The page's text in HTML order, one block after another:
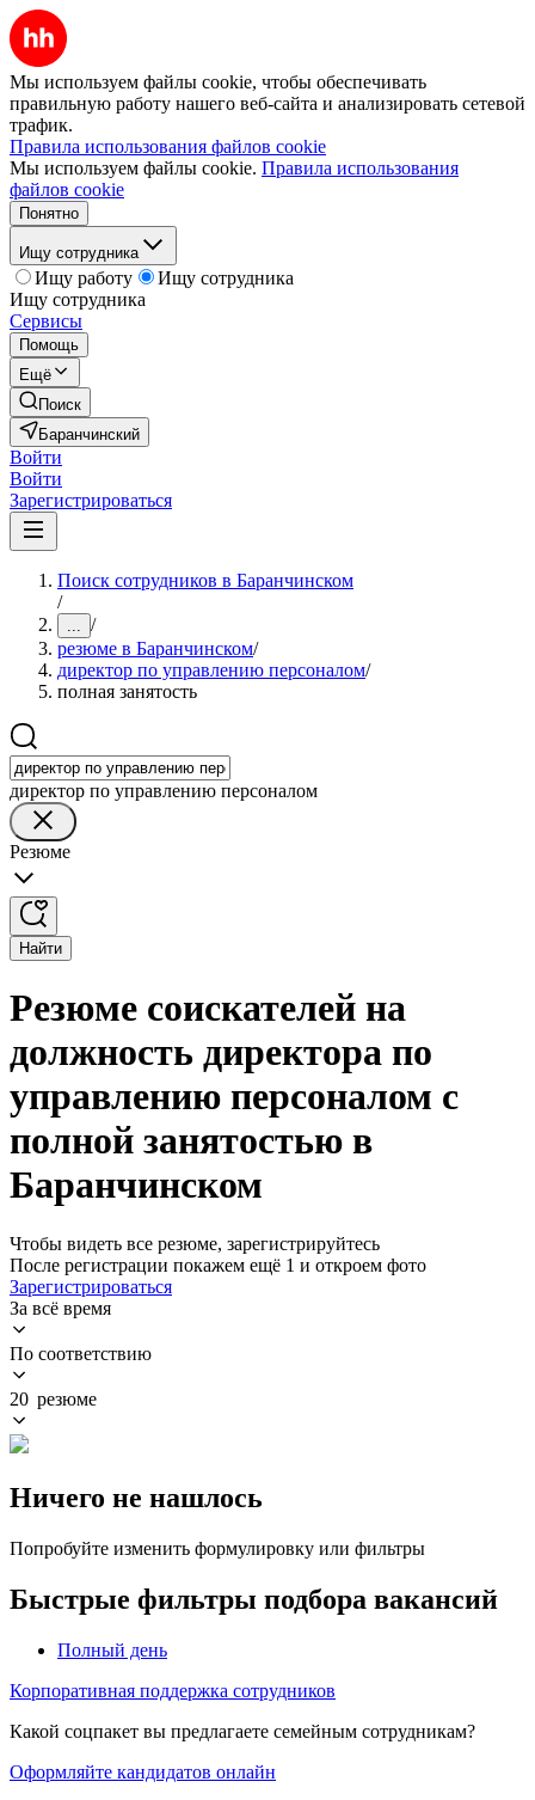
Мы используем файлы cookie, чтобы обеспечивать
правильную работу нашего веб-сайта и анализировать сетевой
трафик.
Правила использования файлов cookie
Мы используем файлы cookie. Правила использования
файлов cookie
Понятно
Ищу сотрудника
Ищу работу
Ищу сотрудника
Ищу сотрудника
Сервисы
Помощь
Ещё
Поиск
Баранчинский
Войти
Войти
Зарегистрироваться
Поиск сотрудников в Баранчинском
/
... /
резюме в Баранчинском/
директор по управлению персоналом/
полная занятость
директор по управлению персоналом
Резюме
Найти
Резюме соискателей на
должность директора по
управлению персоналом с
полной занятостью в
Баранчинском
Чтобы видеть все резюме, зарегистрируйтесь
После регистрации покажем ещё 1 и откроем фото
Зарегистрироваться
За всё время
По соответствию
20 резюме
Ничего не нашлось
Попробуйте изменить формулировку или фильтры
Быстрые фильтры подбора вакансий
Полный день
Корпоративная поддержка сотрудников
Какой соцпакет вы предлагаете семейным сотрудникам?
Оформляйте кандидатов онлайн